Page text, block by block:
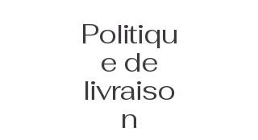
Politiqu
e de
livraiso
n